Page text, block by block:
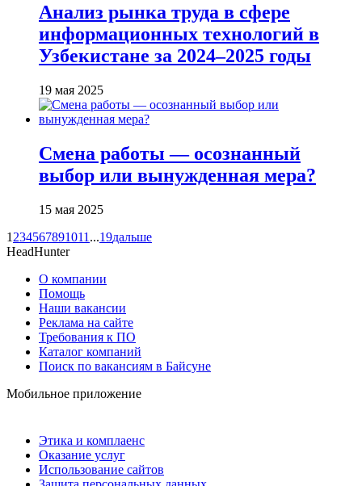
Анализ рынка труда в сфере
информационных технологий в
Узбекистане за 2024–2025 годы
19 мая 2025
Смена работы — осознанный
выбор или вынужденная мера?
15 мая 2025
1 234567891011 ...19дальше
HeadHunter
О компании
Помощь
Наши вакансии
Реклама на сайте
Требования к ПО
Каталог компаний
Поиск по вакансиям в Байсуне
Мобильное приложение
Этика и комплаенс
Оказание услуг
Использование сайтов